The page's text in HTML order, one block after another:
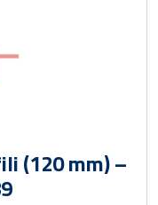
(120 mm) –